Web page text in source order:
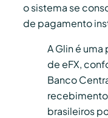
o sistema se
de pagamento
A Glin é
de eFX,
Banco
brasileiros